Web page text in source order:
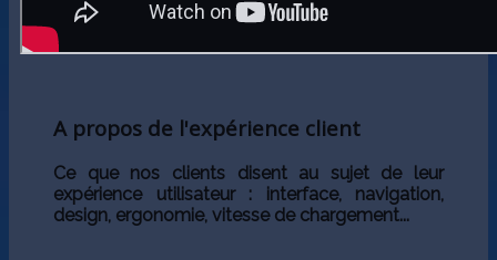
A propos de l'expérience client
Ce que nos clients disent au sujet de leur
expérience utilisateur : interface, navigation,
design, ergonomie, vitesse de chargement...